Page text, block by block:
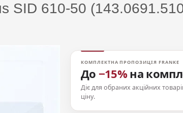
SID 610-50
КОМПЛЕКТНА ПРОПОЗИЦІЯ FRANKE
До −15% на
Діє для обраних акційних
ціну.